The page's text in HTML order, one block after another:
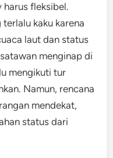
harus fleksibel.
kaku karena
laut dan status
menginap di
mengikuti tur
Namun, rencana
mendekat,
status dari